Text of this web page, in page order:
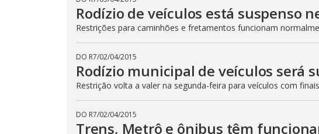
Rodízio de veículos está suspenso
Restrições para caminhões e fretamentos funcionam
DO R7/02/04/2015
Rodízio municipal de veículos será
Restrição volta a valer na segunda-feira para veículos com
DO R7/02/04/2015
Trens, Metrô e ônibus têm